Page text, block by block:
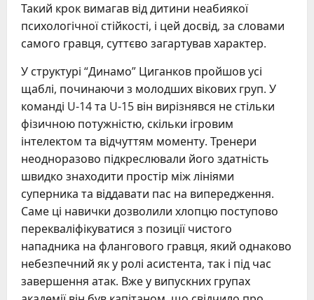
Такий крок вимагав від дитини неабиякої
психологічної стійкості, і цей досвід, за словами
самого гравця, суттєво загартував характер.
У структурі “Динамо” Циганков пройшов усі
щаблі, починаючи з молодших вікових груп. У
команді U-14 та U-15 він вирізнявся не стільки
фізичною потужністю, скільки ігровим
інтелектом та відчуттям моменту. Тренери
неодноразово підкреслювали його здатність
швидко знаходити простір між лініями
суперника та віддавати пас на випередження.
Саме ці навички дозволили хлопцю поступово
перекваліфікуватися з позиції чистого
нападника на флангового гравця, який однаково
небезпечний як у ролі асистента, так і під час
завершення атак. Вже у випускних групах